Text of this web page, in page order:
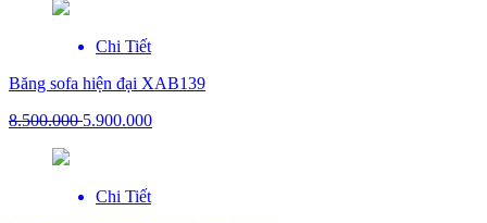
Chi Tiết
Băng sofa hiện đại XAB139
8.500.0005.900.000
Chi Tiết